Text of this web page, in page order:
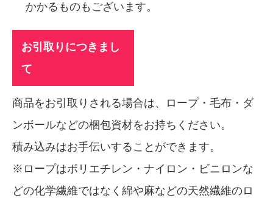
かかるものもございます。
お引取りにつきまし
て
商品をお引取りされる場合は、ロープ・毛布・ダ
ンボールなどの梱包資材をお持ちください。
積み込みはお手伝いすることができます。
※ロープはポリエチレン・ナイロン・ビニロンな
どの化学繊維ではなく綿や麻などの天然繊維のロ